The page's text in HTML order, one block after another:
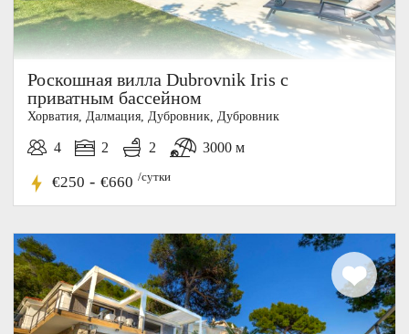
Роскошная вилла Dubrovnik Iris с
приватным бассейном
Хорватия, Далмация, Дубровник, Дубровник
4 2 2 3000 м
€250 - €660 /сутки